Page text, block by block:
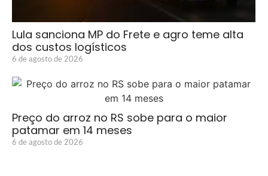
Lula sanciona MP do Frete e agro teme alta
dos custos logísticos
6 de agosto de 2026
Preço do arroz no RS sobe para o maior
patamar em 14 meses
6 de agosto de 2026